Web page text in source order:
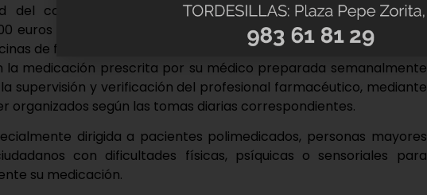
del convenio de 2026 es la incorporación de una línea de
euros destinada a la implantación del Sistema Personalizado de
de farmacia rurales de la provincia. Este sistema permitirá que
la medicación prescrita por su médico preparada semanalmente
supervisión y verificación del profesional farmacéutico, mediante
organizados según las tomas diarias correspondientes.
dirigida a pacientes polimedicados, personas mayores
con dificultades físicas, psíquicas o sensoriales para
su medicación.